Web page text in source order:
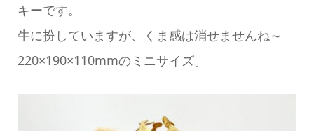
キーです。
牛に扮していますが、くま感は消せませんね～
220×190×110mmのミニサイズ。